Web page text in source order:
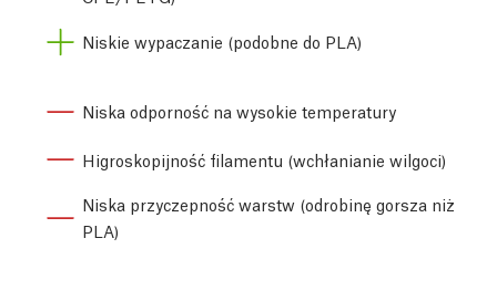
Niskie wypaczanie (podobne do PLA)
Niska odporność na wysokie temperatury
Higroskopijność filamentu (wchłanianie wilgoci)
Niska przyczepność warstw (odrobinę gorsza niż
PLA)